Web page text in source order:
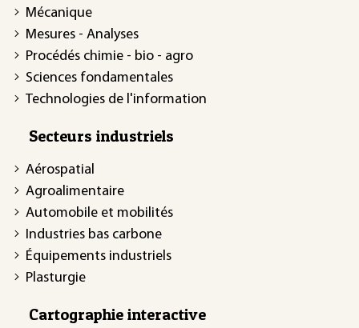
Mécanique
Mesures - Analyses
Procédés chimie - bio - agro
Sciences fondamentales
Technologies de l'information
Secteurs industriels
Aérospatial
Agroalimentaire
Automobile et mobilités
Industries bas carbone
Équipements industriels
Plasturgie
Cartographie interactive